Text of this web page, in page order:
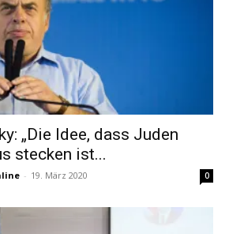
„Die Idee, dass Juden
stecken ist...
- 19. März 2020 0